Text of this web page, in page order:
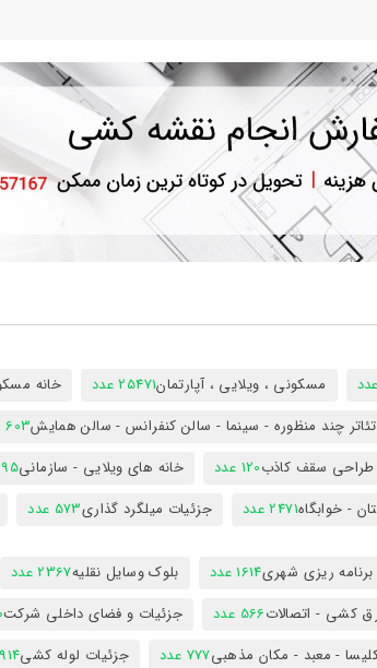
مسکونی ، ویلایی ، آپارتمان25471 عدد خانه
تئاتر چند منظوره - سینما - سالن کنفرانس - سالن همایش603 عدد
طراحی سقف کاذب120 عدد خانه های ویلایی - سازمانی
- خوابگاه2471 عدد جزئیات میلگرد گذاری573 عدد
برنامه ریزی شهری1614 عدد بلوک وسایل نقلیه2367 عدد
کشی - اتصالات566 عدد جزئیات و فضای داخلی شرکت
- معبد - مکان مذهبی777 عدد جزئیات لوله کشی2914